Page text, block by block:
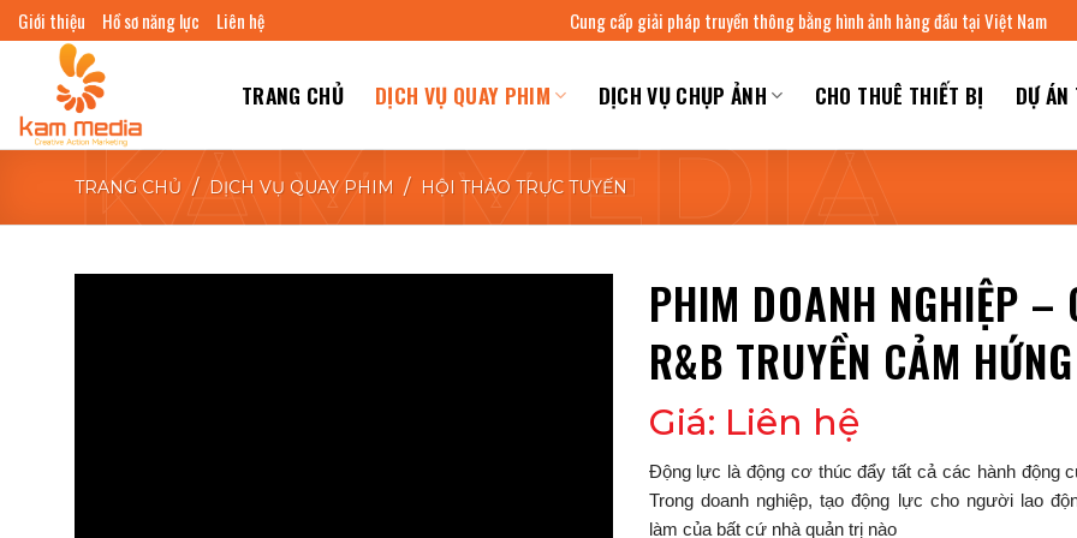
Skip
to
content
Giới thiệu Hồ sơ năng lực Liên hệ Cung cấp giải pháp truyền thông bằng hình ảnh hàng đầu tại Việt Nam
TRANG CHỦ DỊCH VỤ QUAY PHIM DỊCH VỤ CHỤP ẢNH CHO THUÊ THIẾT BỊ DỰ ÁN
TRANG CHỦ / DỊCH VỤ QUAY PHIM / HỘI THẢO TRỰC TUYẾN
PHIM DOANH NGHIỆP –
R&B TRUYỀN CẢM HỨNG
Giá: Liên hệ
Động lực là động cơ thúc đẩy tất cả các hành động
Trong doanh nghiệp, tạo động lực cho người lao
làm của bất cứ nhà quản trị nào